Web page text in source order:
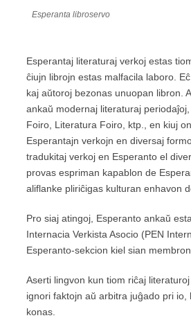
Esperanta libroservo
Esperantaj literaturaj verkoj estas
ĉiujn librojn estas malfacila laboro.
kaj aŭtoroj bezonas unuopan libron.
ankaŭ modernaj literaturaj
Foiro, Literatura Foiro, ktp., en kiuj
Esperantajn verkojn en diversaj
tradukitaj verkoj en Esperanto el
provas espriman kapablon de
aliflanke pliriĉigas kulturan enhavon
Pro siaj atingoj, Esperanto ankaŭ
Internacia Verkista Asocio (PEN
Esperanto-sekcion kiel sian
Aserti lingvon kun tiom riĉaj
ignori faktojn aŭ arbitra juĝado pri io,
konas.